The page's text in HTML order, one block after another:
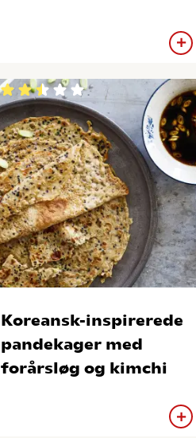
Koreansk-inspirerede
pandekager med
forårsløg og kimchi